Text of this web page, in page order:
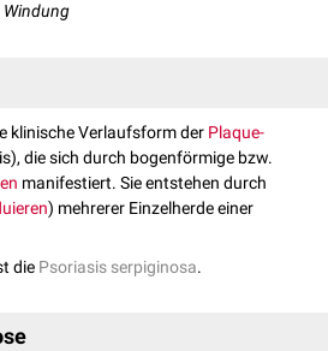
Windung
klinische Verlaufsform der Plaque-
die sich durch bogenförmige bzw.
manifestiert. Sie entstehen durch
) mehrerer Einzelherde einer
die Psoriasis serpiginosa.